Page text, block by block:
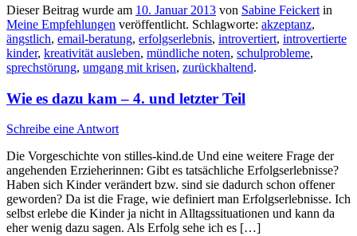
Dieser Beitrag wurde am 10. Januar 2013 von Sabine Feickert in
Meine Empfehlungen veröffentlicht. Schlagworte: akzeptanz,
ängstlich, email-beratung, erfolgserlebnis, introvertiert, introvertierte
kinder, kreativität ausleben, mündliche noten, schulprobleme,
sprechstörung, umgang mit krisen, zurückhaltend.
Wie es dazu kam – 4. und letzter Teil
Schreibe eine Antwort
Die Vorgeschichte von stilles-kind.de Und eine weitere Frage der
angehenden Erzieherinnen: Gibt es tatsächliche Erfolgserlebnisse?
Haben sich Kinder verändert bzw. sind sie dadurch schon offener
geworden? Da ist die Frage, wie definiert man Erfolgserlebnisse. Ich
selbst erlebe die Kinder ja nicht in Alltagssituationen und kann da
eher wenig dazu sagen. Als Erfolg sehe ich es […]